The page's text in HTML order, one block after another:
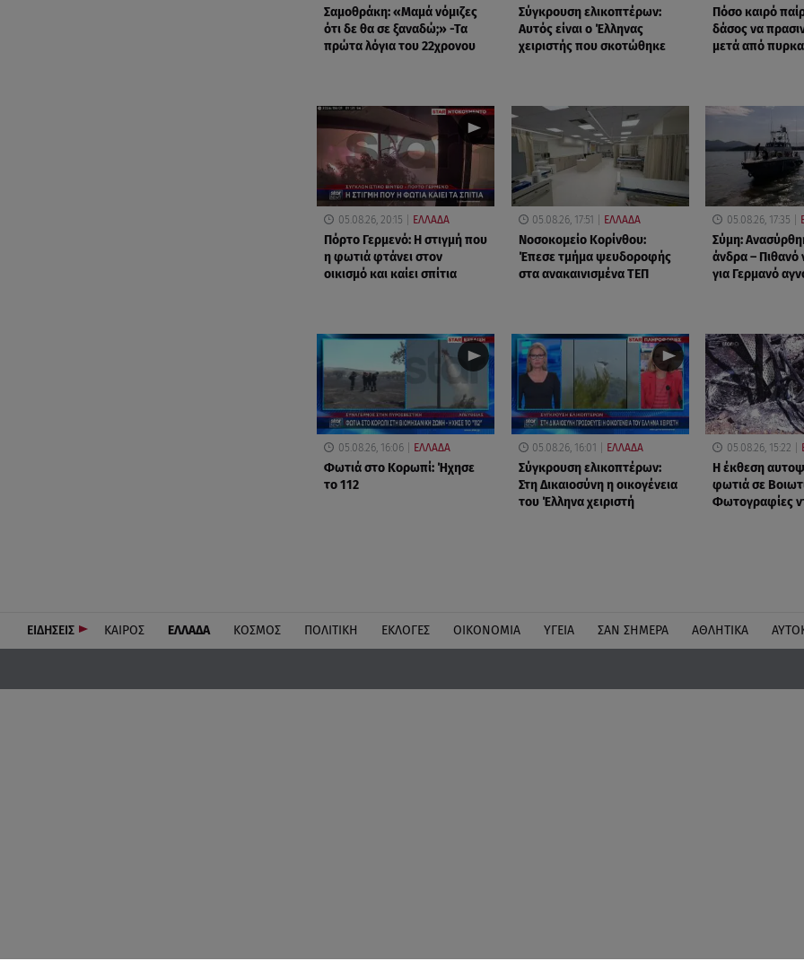
Σαμοθράκη: «Μαμά νόμιζες
ότι δε θα σε ξαναδώ;» -Τα
πρώτα λόγια του 22χρονου
Σύγκρουση ελικοπτέρων:
Αυτός είναι ο Έλληνας
χειριστής που σκοτώθηκε
Πόσο καιρό
δάσος να
μετά από
05.08.26, 20:15 ΕΛΛΑΔΑ
Πόρτο Γερμενό: Η στιγμή που
η φωτιά φτάνει στον
οικισμό και καίει σπίτια
05.08.26, 17:51 ΕΛΛΑΔΑ
Νοσοκομείο Κορίνθου:
Έπεσε τμήμα ψευδοροφής
στα ανακαινισμένα ΤΕΠ
05.08.26, 17:35
Σύμη:
άνδρα – Πιθανό
για Γερμανό
05.08.26, 16:06 ΕΛΛΑΔΑ
Φωτιά στο Κορωπί: Ήχησε
το 112
05.08.26, 16:01 ΕΛΛΑΔΑ
Σύγκρουση ελικοπτέρων:
Στη Δικαιοσύνη η οικογένεια
του Έλληνα χειριστή
05.08.26, 15:22
Η έκθεση
φωτιά σε
Φωτογραφίες
ΕΙΔΗΣΕΙΣ ΚΑΙΡΟΣ ΕΛΛΑΔΑ ΚΟΣΜΟΣ ΠΟΛΙΤΙΚΗ ΕΚΛΟΓΕΣ ΟΙΚΟΝΟΜΙΑ ΥΓΕΙΑ ΣΑΝ ΣΗΜΕΡΑ ΑΘΛΗΤΙΚΑ